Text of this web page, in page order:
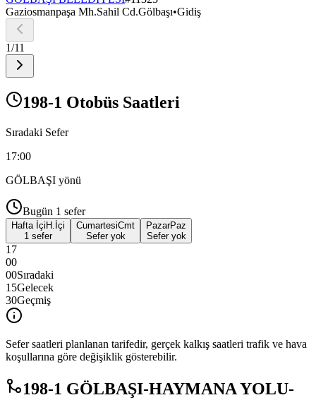
Gaziosmanpaşa Mh.Sahil Cd.Gölbaşı•Gidiş
1/11
198-1 Otobüs Saatleri
Sıradaki Sefer
17:00
GÖLBAŞI yönü
Bugün 1 sefer
Hafta İçi H.İçi
1 sefer
CumartesiCmt
Sefer yok
PazarPaz
Sefer yok
17
00
00Sıradaki
15Gelecek
30Geçmiş
Sefer saatleri planlanan tarifedir, gerçek kalkış saatleri trafik ve hava
koşullarına göre değişiklik gösterebilir.
198-1 GÖLBAŞI-HAYMANA YOLU-